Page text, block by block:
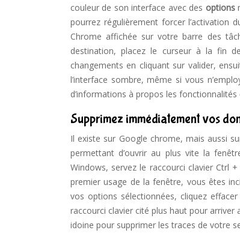
couleur de son interface avec des options
pourrez régulièrement forcer l’activation
Chrome affichée sur votre barre des
destination, placez le curseur à la fin
changements en cliquant sur valider,
l’interface sombre, même si vous
d’informations à propos les
Supprimez immédiatement vos
Il existe sur Google chrome, mais aussi
permettant d’ouvrir au plus vite la
Windows, servez le raccourci clavier Ctrl
premier usage de la fenêtre, vous êtes
vos options sélectionnées, cliquez
raccourci clavier cité plus haut pour
idoine pour supprimer les traces de votre